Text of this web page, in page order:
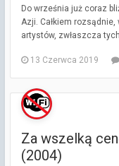
Do września już coraz
Azji. Całkiem
artystów, zwłaszcza
13 Czerwca 2019
Za wszelką
(2004)